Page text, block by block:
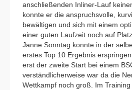
anschließenden Inliner-Lauf
konnte er die anspruchsvolle,
bewältigen und sich mit einem
einer guten Laufzeit noch auf
Janne Sonntag konnte in der
erstes Top 10 Ergebnis
erst der zweite Start bei einem
verständlicherweise war da die
Wettkampf noch groß. Im